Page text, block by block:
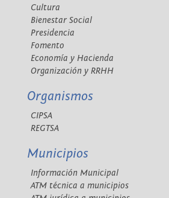
Cultura
Bienestar Social
Presidencia
Fomento
Economía y Hacienda
Organización y RRHH
Organismos
CIPSA
REGTSA
Municipios
Información Municipal
ATM técnica a municipios